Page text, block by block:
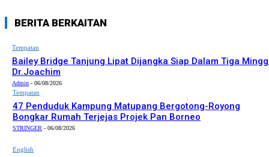
BERITA BERKAITAN
Tempatan
Bailey Bridge Tanjung Lipat Dijangka Siap Dalam Tiga
Dr.Joachim
Admin - 06/08/2026
Tempatan
47 Penduduk Kampung Matupang Bergotong-Royong
Bongkar Rumah Terjejas Projek Pan Borneo
STRINGER - 06/08/2026
English